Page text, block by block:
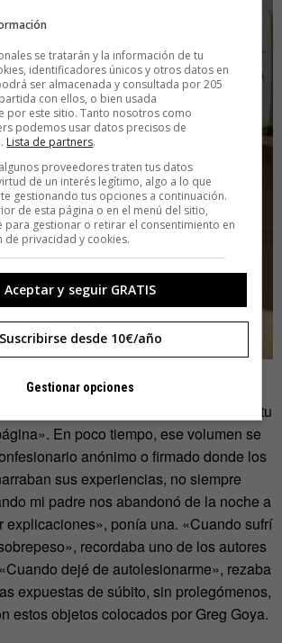
fue colocar un Libro de rupturas en
hojas y un mandato: «Escribe cuál es tu
En poco tiempo, ese volumen se
anónimo o firmado donde los
sus experiencias, no siempre
mi padre nos abandonó de la noche a
explicaciones», ponía una. «Cuando sufrí
recordaba uno de los autores
dejé de autolesionarme», rezaba
expuestas de súbito, sin prolegómenos,
estos objetos colocados por Greg Goya.
se tratarán y la información de tu
identificadores únicos y otros datos en
ser almacenada y consultada por 205
con ellos, o bien usada
por este sitio. Tanto nosotros como
podemos usar datos precisos de
Lista de partners.
proveedores traten tus datos
de un interés legítimo, algo a lo que
gestionando tus opciones a continuación.
de esta página o en el menú del sitio,
para gestionar o retirar el consentimiento en
de privacidad y cookies.
Aceptar y seguir GRATIS
Suscribirse desde 10€/año
Gestionar opciones